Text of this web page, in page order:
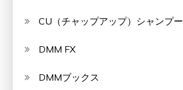
CU（チャップアップ）シャンプー
DMM FX
DMMブックス